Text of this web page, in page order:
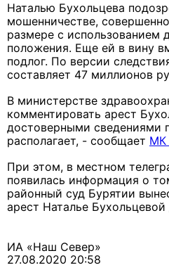
Наталью Бухольцева
мошенничестве,
размере с использованием
положения. Еще ей в вину
подлог. По версии
составляет 47 миллионов
В министерстве
комментировать арест
достоверными сведениями
располагает, - сообщает МК
При этом, в местном
появилась информация о
районный суд Бурятии
арест Наталье
ИА «Наш Север»
27.08.2020 20:58